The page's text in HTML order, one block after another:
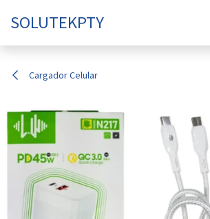
SOLUTEKPTY
Cargador Celular